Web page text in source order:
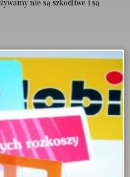
nie są szkodliwe i są